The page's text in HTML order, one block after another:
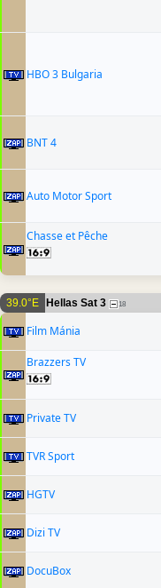
HBO 3 Bulgaria
BNT 4
Auto Motor Sport
Chasse et Pêche
39.0°E Hellas Sat 3 18
Film Mánia
Brazzers TV
Private TV
TVR Sport
HGTV
Dizi TV
DocuBox